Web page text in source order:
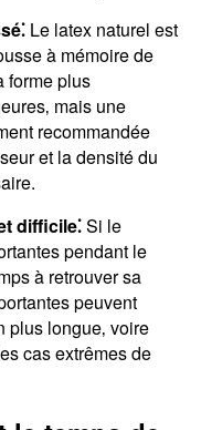
Le latex naturel est
à mémoire de
forme plus
mais une
recommandée
et la densité du
difficile⁚Si le
pendant le
à retrouver sa
peuvent
plus longue‚ voire
cas extrêmes de